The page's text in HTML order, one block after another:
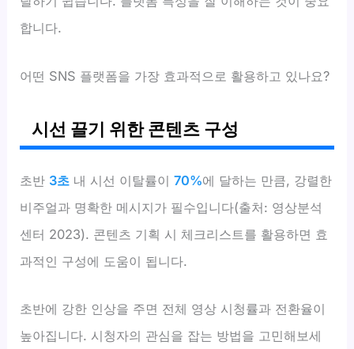
합니다.
어떤 SNS 플랫폼을 가장 효과적으로 활용하고 있나요?
시선 끌기 위한 콘텐츠 구성
초반 3초 내 시선 이탈률이70%에 달하는 만큼, 강렬한
비주얼과 명확한 메시지가 필수입니다(출처: 영상분석
센터 2023). 콘텐츠 기획 시 체크리스트를 활용하면 효
과적인 구성에 도움이 됩니다.
초반에 강한 인상을 주면 전체 영상 시청률과 전환율이
높아집니다. 시청자의 관심을 잡는 방법을 고민해보세